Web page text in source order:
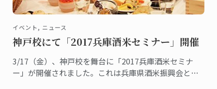
イベント, ニュース
神戸校にて「2017兵庫酒米セミナー」開催
3/17（金）、神戸校を舞台に「2017兵庫酒米セミナ
ー」が開催されました。これは兵庫県酒米振興会と神